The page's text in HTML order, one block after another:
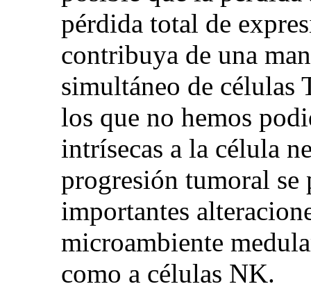
pérdida total de
contribuya de una
simultáneo de células
los que no hemos
intrísecas a la célula
progresión tumoral se
importantes
microambiente
como a células NK.